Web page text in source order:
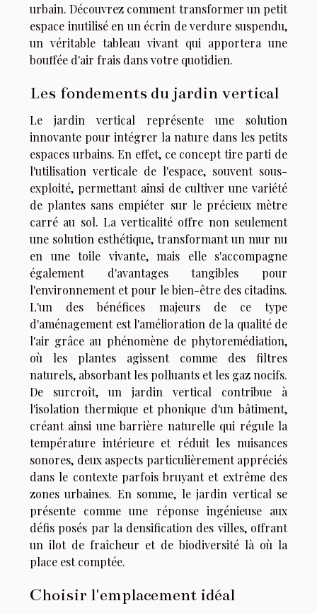
urbain. Découvrez comment transformer un petit
espace inutilisé en un écrin de verdure suspendu,
un véritable tableau vivant qui apportera une
bouffée d'air frais dans votre quotidien.
Les fondements du jardin vertical
Le jardin vertical représente une solution
innovante pour intégrer la nature dans les petits
espaces urbains. En effet, ce concept tire parti de
l'utilisation verticale de l'espace, souvent sous-
exploité, permettant ainsi de cultiver une variété
de plantes sans empiéter sur le précieux mètre
carré au sol. La verticalité offre non seulement
une solution esthétique, transformant un mur nu
en une toile vivante, mais elle s'accompagne
également d'avantages tangibles pour
l'environnement et pour le bien-être des citadins.
L'un des bénéfices majeurs de ce type
d'aménagement est l'amélioration de la qualité de
l'air grâce au phénomène de phytoremédiation,
où les plantes agissent comme des filtres
naturels, absorbant les polluants et les gaz nocifs.
De surcroît, un jardin vertical contribue à
l'isolation thermique et phonique d'un bâtiment,
créant ainsi une barrière naturelle qui régule la
température intérieure et réduit les nuisances
sonores, deux aspects particulièrement appréciés
dans le contexte parfois bruyant et extrême des
zones urbaines. En somme, le jardin vertical se
présente comme une réponse ingénieuse aux
défis posés par la densification des villes, offrant
un ilot de fraîcheur et de biodiversité là où la
place est comptée.
Choisir l'emplacement idéal